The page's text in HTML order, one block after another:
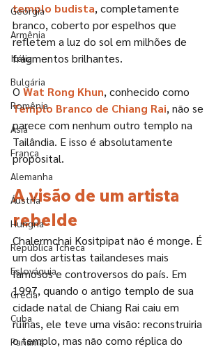
Geórgia
Armênia
Itália
Bulgária
Romênia
Ásia
França
Alemanha
Áustria
Hungria
República Tcheca
Eslováquia
Grécia
Cuba
Panamá
templo budista, completamente
branco, coberto por espelhos que
refletem a luz do sol em milhões de
fragmentos brilhantes.
O Wat Rong Khun, conhecido como
Templo Branco de Chiang Rai, não se
parece com nenhum outro templo na
Tailândia. E isso é absolutamente
proposital.
A visão de um artista
rebelde
Chalermchai Kositpipat não é monge. É
um dos artistas tailandeses mais
famosos e controversos do país. Em
1997, quando o antigo templo de sua
cidade natal de Chiang Rai caiu em
ruínas, ele teve uma visão: reconstruiria
o templo, mas não como réplica do